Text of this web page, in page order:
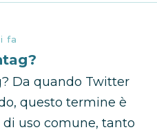
fa
Da quando Twitter
questo termine è
uso comune, tanto